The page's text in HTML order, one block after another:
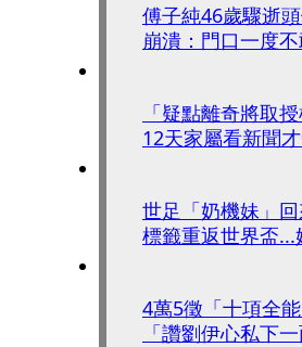
傅子純46歲驟逝
崩潰：門口一度
「疑點離奇將取
12天家屬看新聞
世足「奶機妹」
標籤重返世界盃
4萬5徵「十項全
「讚劉伊心私下